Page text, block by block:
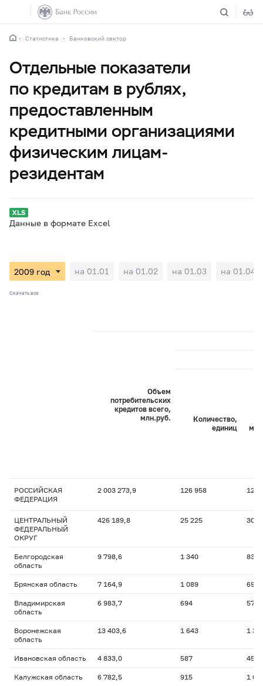
Статистика Банковский сектор
Отдельные показатели
по кредитам в рублях,
предоставленным
кредитными организациями
физическим лицам-
резидентам
Данные в формате Excel
на 01.01 на 01.02 на 01.03 на 01.04
Скачать все
Объем
потребительских
кредитов всего,
млн.руб.
Количество,
единиц
РОССИЙСКАЯ
ФЕДЕРАЦИЯ
2 003 273,9 126 958 122
ЦЕНТРАЛЬНЫЙ
ФЕДЕРАЛЬНЫЙ
ОКРУГ
426 189,8 25 225 30
Белгородская
область
9 798,6 1 340
Брянская область 7 164,9 1 089
Владимирская
область
6 983,7 694
Воронежская
область
13 403,6 1 643 1
Ивановская область 4 833,0 587
Калужская область 6 782,5 915 1